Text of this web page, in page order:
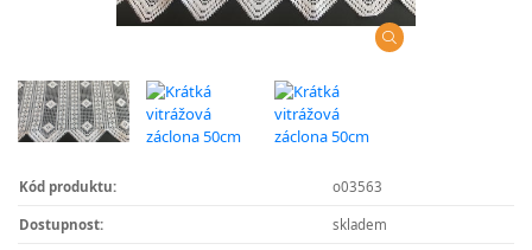
Kód produktu: o03563
Dostupnost: skladem